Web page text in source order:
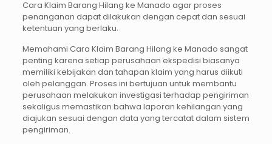
Cara Klaim Barang Hilang ke Manado agar proses
penanganan dapat dilakukan dengan cepat dan sesuai
ketentuan yang berlaku.
Memahami Cara Klaim Barang Hilang ke Manado sangat
penting karena setiap perusahaan ekspedisi biasanya
memiliki kebijakan dan tahapan klaim yang harus diikuti
oleh pelanggan. Proses ini bertujuan untuk membantu
perusahaan melakukan investigasi terhadap pengiriman
sekaligus memastikan bahwa laporan kehilangan yang
diajukan sesuai dengan data yang tercatat dalam sistem
pengiriman.